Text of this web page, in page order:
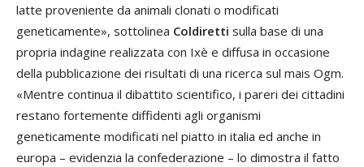
latte proveniente da animali clonati o modificati
geneticamente», sottolinea Coldiretti sulla base di una
propria indagine realizzata con Ixè e diffusa in occasione
della pubblicazione dei risultati di una ricerca sul mais Ogm.
«Mentre continua il dibattito scientifico, i pareri dei cittadini
restano fortemente diffidenti agli organismi
geneticamente modificati nel piatto in italia ed anche in
europa – evidenzia la confederazione – lo dimostra il fatto